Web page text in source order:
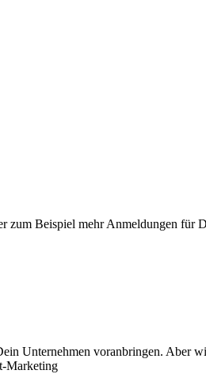
zum Beispiel mehr Anmeldungen für
Unternehmen voranbringen. Aber
Marketing